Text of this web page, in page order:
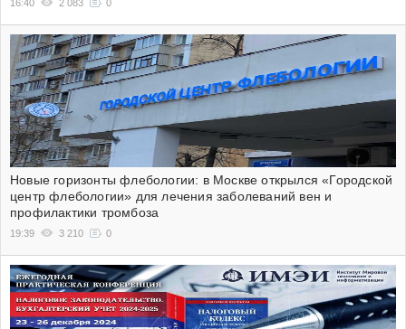
16:40 2 083 0
Новые горизонты флебологии: в Москве открылся «Городской
центр флебологии» для лечения заболеваний вен и
профилактики тромбоза
19:39 3 210 0